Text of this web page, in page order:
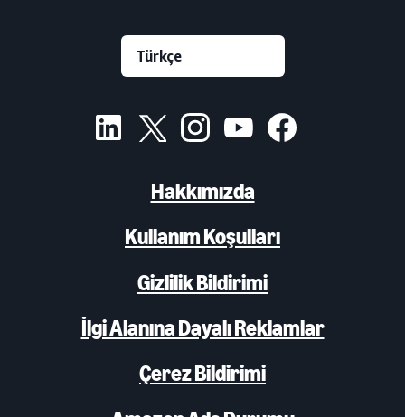
Hakkımızda
Kullanım Koşulları
Gizlilik Bildirimi
İlgi Alanına Dayalı Reklamlar
Çerez Bildirimi